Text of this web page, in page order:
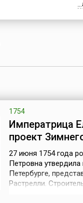
1754
Императрица
проект
27 июня 1754 года
Петровна
Петербурге,
Растрелли.